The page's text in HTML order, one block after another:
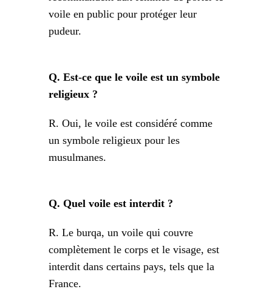
voile en public pour protéger leur
pudeur.
Q. Est-ce que le voile est un symbole
religieux ?
R. Oui, le voile est considéré comme
un symbole religieux pour les
musulmanes.
Q. Quel voile est interdit ?
R. Le burqa, un voile qui couvre
complètement le corps et le visage, est
interdit dans certains pays, tels que la
France.